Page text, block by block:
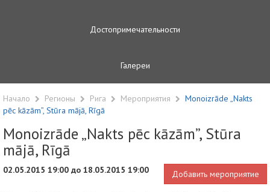
Достопримечательности
Галереи
Начало Регионы Рига Мероприятия
Monoizrāde „Nakts
pēc kāzām”, Stūra mājā, Rīgā
Monoizrāde „Nakts pēc kāzām”, Stūra
mājā, Rīgā
02.05.2015 19:00 до 18.05.2015 19:00 Добавить мероприятие